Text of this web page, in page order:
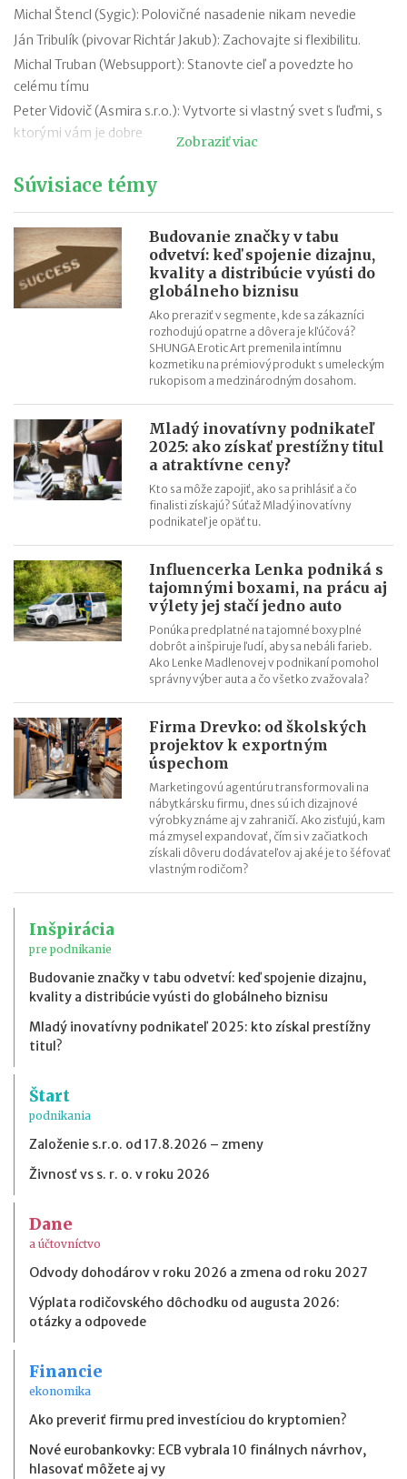
Michal Štencl (Sygic): Polovičné nasadenie nikam nevedie
Ján Tribulík (pivovar Richtár Jakub): Zachovajte si flexibilitu.
Michal Truban (Websupport): Stanovte cieľ a povedzte ho
celému tímu
Peter Vidovič (Asmira s.r.o.): Vytvorte si vlastný svet s ľuďmi, s
ktorými vám je dobre
Peter Pukalovič (BE COOL, s.r.o.): Tešte sa z čiastkových
Peter Stanko (VÍNO MRVA & STANKO, a.s.): Lenivosť nie je
choroba, je to vlastnosť.
Katarína Remiaš (1st CLASS AGENCY, s.r.o.): Alfa a omega
úspechu sú radosť z práce, kreativita a dobré vzťahy
Petra Marko (ExtravaDansa): Po každej skúsenosti si trúfnete
Lucia Pašková (Curaprox): Hľadajte nové veci, nové spôsoby a
Zobraziť viac
Súvisiace témy
Budovanie značky v tabu
odvetví: keď spojenie dizajnu,
kvality a distribúcie vyústi do
globálneho biznisu
Ako preraziť v segmente, kde sa zákazníci
rozhodujú opatrne a dôvera je kľúčová?
SHUNGA Erotic Art premenila intímnu
kozmetiku na prémiový produkt s umeleckým
rukopisom a medzinárodným dosahom.
Mladý inovatívny podnikateľ
2025: ako získať prestížny titul
a atraktívne ceny?
Kto sa môže zapojiť, ako sa prihlásiť a čo
finalisti získajú? Súťaž Mladý inovatívny
podnikateľ je opäť tu.
Influencerka Lenka podniká s
tajomnými boxami, na prácu aj
výlety jej stačí jedno auto
Ponúka predplatné na tajomné boxy plné
dobrôt a inšpiruje ľudí, aby sa nebáli farieb.
Ako Lenke Madlenovej v podnikaní pomohol
správny výber auta a čo všetko zvažovala?
Firma Drevko: od školských
projektov k exportným
úspechom
Marketingovú agentúru transformovali na
nábytkársku firmu, dnes sú ich dizajnové
výrobky známe aj v zahraničí. Ako zisťujú, kam
má zmysel expandovať, čím si v začiatkoch
získali dôveru dodávateľov aj aké je to šéfovať
vlastným rodičom?
Inšpirácia
pre podnikanie
Budovanie značky v tabu odvetví: keď spojenie dizajnu,
kvality a distribúcie vyústi do globálneho biznisu
Mladý inovatívny podnikateľ 2025: kto získal prestížny
titul?
Štart
podnikania
Založenie s.r.o. od 17.8.2026 – zmeny
Živnosť vs s. r. o. v roku 2026
Dane
a účtovníctvo
Odvody dohodárov v roku 2026 a zmena od roku 2027
Výplata rodičovského dôchodku od augusta 2026:
otázky a odpovede
Financie
ekonomika
Ako preveriť firmu pred investíciou do kryptomien?
Nové eurobankovky: ECB vybrala 10 finálnych návrhov,
hlasovať môžete aj vy